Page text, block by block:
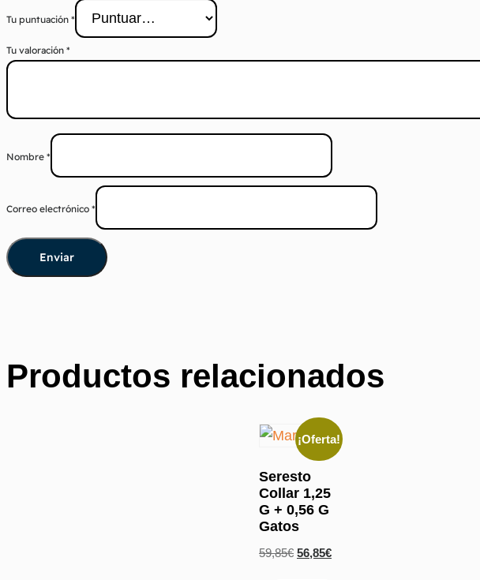
Tu puntuación *
Tu valoración *
Nombre *
Correo electrónico *
Productos relacionados
¡Oferta!
Seresto
Collar 1,25
G + 0,56 G
Gatos
59,85€ 56,85€